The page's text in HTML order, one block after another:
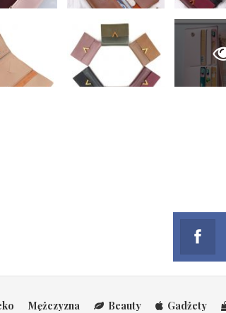
Mężczyzna Beauty Gadżety